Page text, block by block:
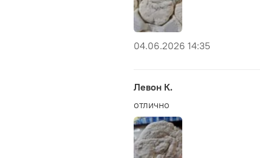
дружеских встреч —
гостеприимства.
Маленькая коробочка —
Ирана.
сбалансированный
необычных сладостей
Подарите себе и
попробуйте настоящий
04.06.2026 14:35
Левон К.
отлично